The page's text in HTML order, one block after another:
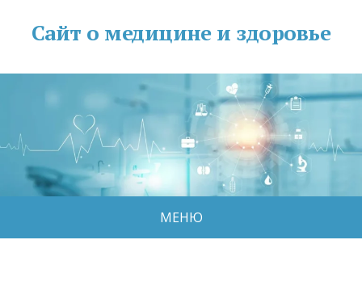
Сайт о медицине и здоровье
МЕНЮ